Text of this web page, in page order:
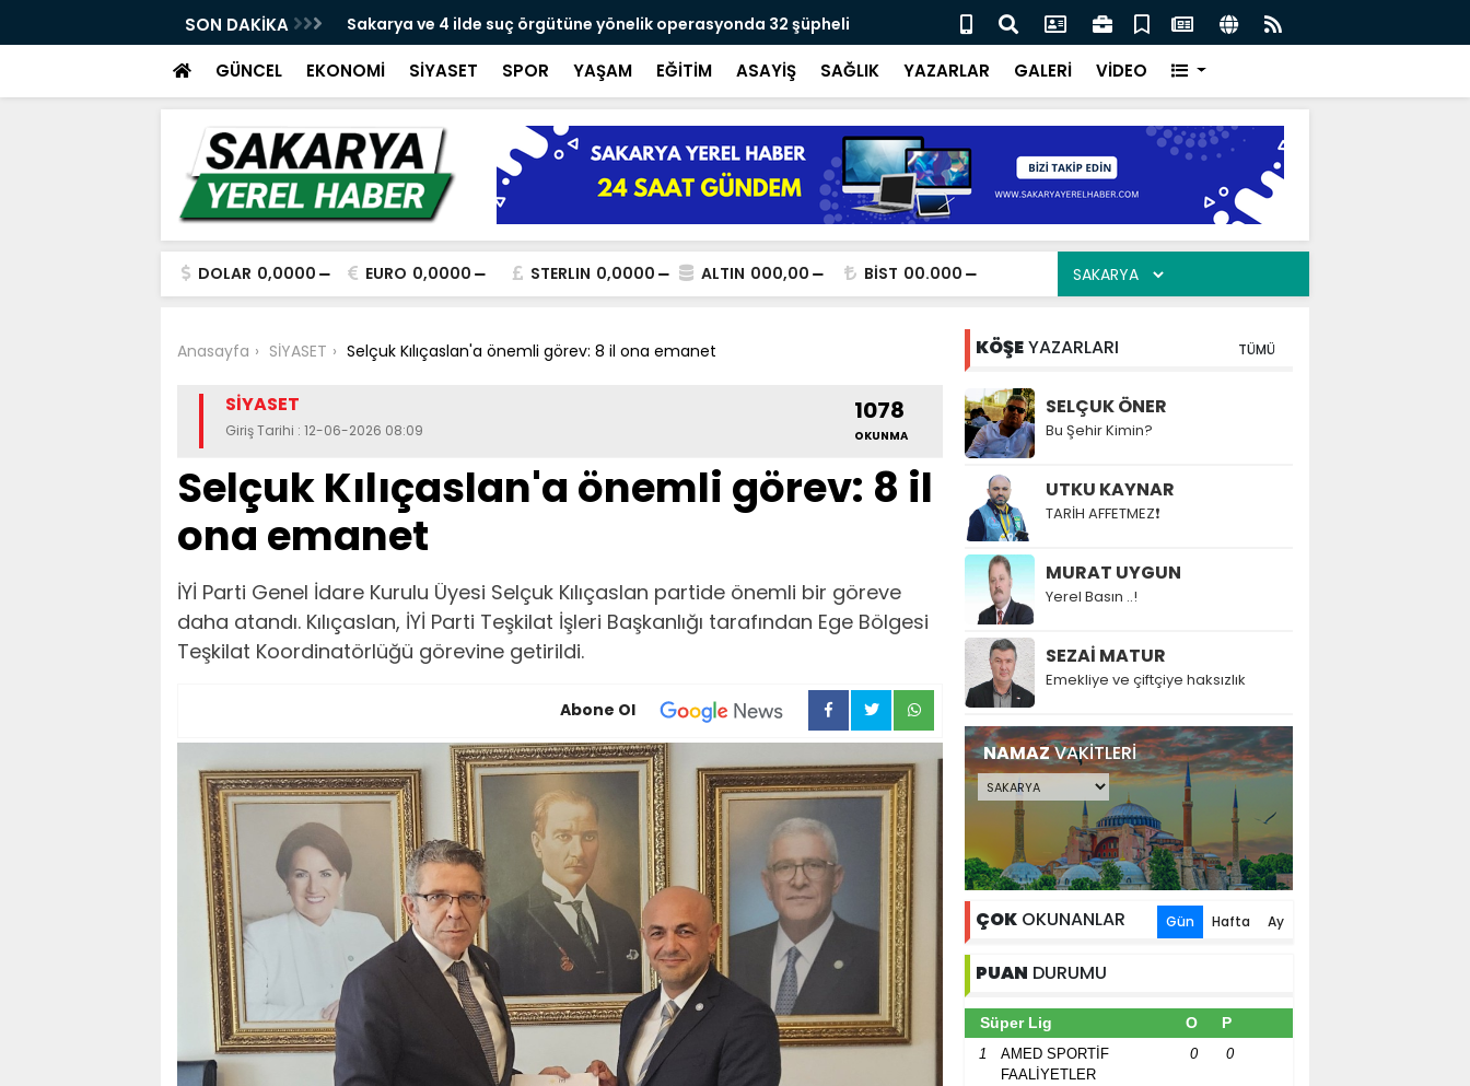
SON DAKİKA
Sakarya ve 4 ilde suç örgütüne yönelik operasyonda 32 şüpheli
yakalandı
Yusuf Alemdar “Şehrimizin su yönetimini sürdürülebilir hale taşımak
için çalışıyoruz”
GÜNCEL EKONOMİ SİYASET SPOR YAŞAM EĞİTİM ASAYİŞ SAĞLIK YAZARLAR GALERİ VİDEO
DOLAR 0,0000 EURO 0,0000 STERLIN 0,0000 ALTIN 000,00 BİST 00.000
Anasayfa SİYASET Selçuk Kılıçaslan'a önemli görev: 8 il ona emanet
SİYASET
Giriş Tarihi : 12-06-2026 08:09
1078
OKUNMA
Selçuk Kılıçaslan'a önemli görev: 8 il
ona emanet
İYİ Parti Genel İdare Kurulu Üyesi Selçuk Kılıçaslan partide önemli bir göreve
daha atandı. Kılıçaslan, İYİ Parti Teşkilat İşleri Başkanlığı tarafından Ege Bölgesi
Teşkilat Koordinatörlüğü görevine getirildi.
Abone Ol
KÖŞEYAZARLARI TÜMÜ
SELÇUK ÖNER
Bu Şehir Kimin?
UTKU KAYNAR
TARİH AFFETMEZ❗
MURAT UYGUN
Yerel Basın ..!
SEZAİ MATUR
Emekliye ve çiftçiye haksızlık
NAMAZVAKİTLERİ
ÇOK OKUNANLAR Gün Hafta Ay
PUAN DURUMU
Süper Lig O P
1
AMED SPORTİF
FAALİYETLER
0 0